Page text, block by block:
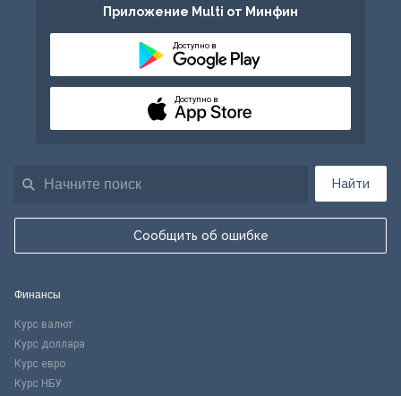
Найти
Сообщить об ошибке
Приложение Multi от Минфин
Доступно в
Доступно в
Финансы
Курс валют
Курс доллара
Курс евро
Курс НБУ